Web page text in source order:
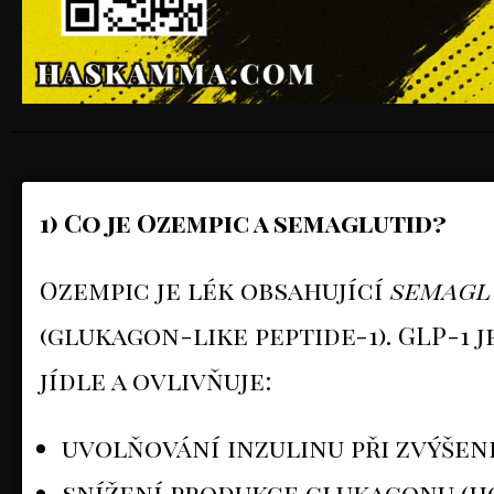
1) Co je Ozempic a semaglutid?
Ozempic je lék obsahující
(glukagon-like peptide-1). GLP-
jídle a ovlivňuje:
uvolňování inzulinu při